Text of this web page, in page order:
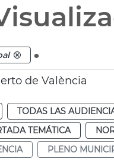
.
de València
TODAS LAS
TEMÁTICA
PLENO